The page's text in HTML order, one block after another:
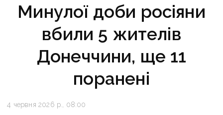
Минулої доби росіяни
вбили 5 жителів
Донеччини, ще 11
поранені
4 червня 2026 р., 08:00